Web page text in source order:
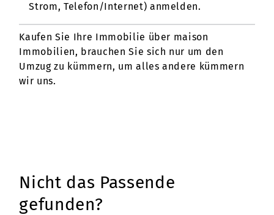
Strom, Telefon/Internet) anmelden.
Kaufen Sie Ihre Immobilie über maison
Immobilien, brauchen Sie sich nur um den
Umzug zu kümmern, um alles andere kümmern
wir uns.
Nicht das Passende
gefunden?